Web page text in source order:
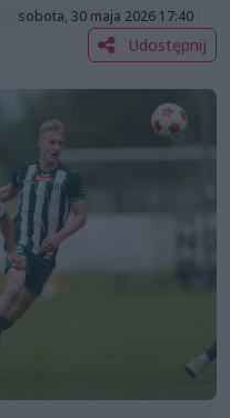
sobota, 30 maja 2026 17:40
Udostępnij